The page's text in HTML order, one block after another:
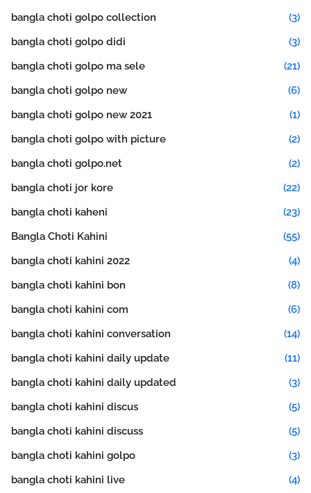
bangla choti golpo collection
(3)
bangla choti golpo didi
(3)
bangla choti golpo ma sele
(21)
bangla choti golpo new
(6)
bangla choti golpo new 2021
(1)
bangla choti golpo with picture
(2)
bangla choti golpo.net
(2)
bangla choti jor kore
(22)
bangla choti kaheni
(23)
Bangla Choti Kahini
(55)
bangla choti kahini 2022
(4)
bangla choti kahini bon
(8)
bangla choti kahini com
(6)
bangla choti kahini conversation
(14)
bangla choti kahini daily update
(11)
bangla choti kahini daily updated
(3)
bangla choti kahini discus
(5)
bangla choti kahini discuss
(5)
bangla choti kahini golpo
(3)
bangla choti kahini live
(4)